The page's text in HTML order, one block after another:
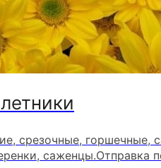
срезочные, горшечные,
саженцы.Отправка